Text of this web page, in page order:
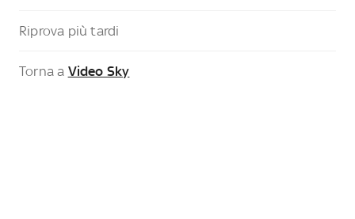
Riprova più tardi
Torna a Video Sky